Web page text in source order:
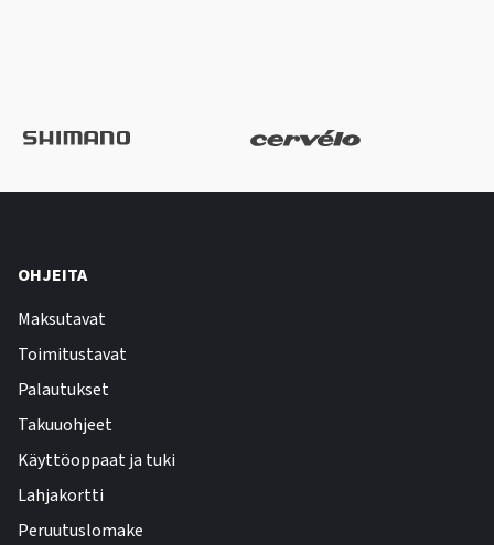
OHJEITA
Maksutavat
Toimitustavat
Palautukset
Takuuohjeet
Käyttöoppaat ja tuki
Lahjakortti
Peruutuslomake